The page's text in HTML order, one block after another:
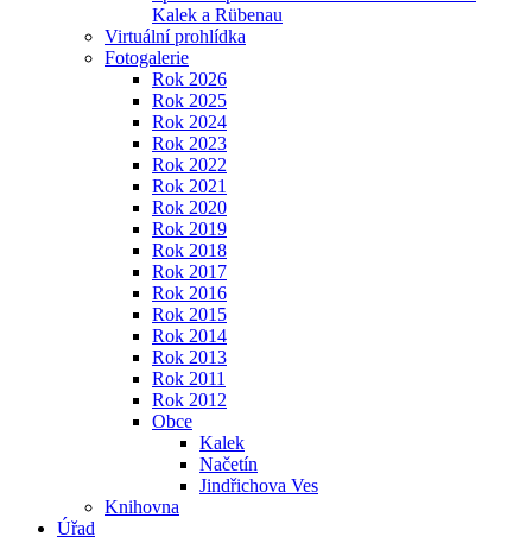
Kalek a Rübenau
Virtuální prohlídka
Fotogalerie
Rok 2026
Rok 2025
Rok 2024
Rok 2023
Rok 2022
Rok 2021
Rok 2020
Rok 2019
Rok 2018
Rok 2017
Rok 2016
Rok 2015
Rok 2014
Rok 2013
Rok 2011
Rok 2012
Obce
Kalek
Načetín
Jindřichova Ves
Knihovna
Úřad